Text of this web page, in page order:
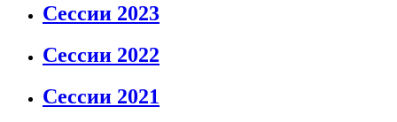
Сессии 2023
Сессии 2022
Сессии 2021